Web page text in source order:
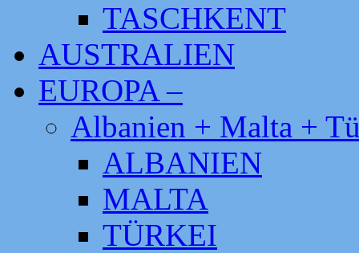
TASCHKENT
AUSTRALIEN
EUROPA –
Albanien + Malta +
ALBANIEN
MALTA
TÜRKEI